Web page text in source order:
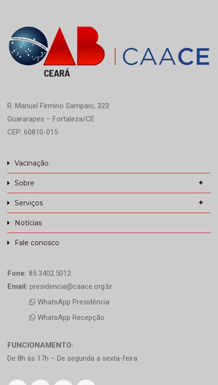
R. Manuel Firmino Sampaio, 323
Guararapes – Fortaleza/CE
CEP: 60810-015
Vacinação
Sobre
Serviços
Notícias
Fale conosco
Fone: 85 3402.5012
Email: presidencia@caace.org.br
WhatsApp Presidência
WhatsApp Recepção
FUNCIONAMENTO:
De 8h às 17h – De segunda a sexta-feira